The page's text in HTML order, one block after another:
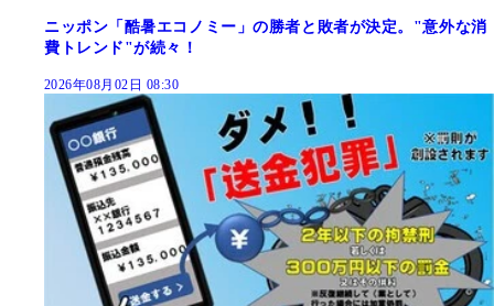
ニッポン「酷暑エコノミー」の勝者と敗者が決定。"意外な消
費トレンド"が続々！
2026年08月02日 08:30